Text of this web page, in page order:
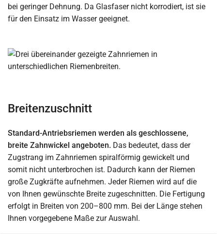
bei geringer Dehnung. Da Glasfaser nicht korrodiert, ist sie
für den Einsatz im Wasser geeignet.
Breitenzuschnitt
Standard-Antriebsriemen werden als geschlossene,
breite Zahnwickel angeboten. Das bedeutet, dass der
Zugstrang im Zahnriemen spiralförmig gewickelt und
somit nicht unterbrochen ist. Dadurch kann der Riemen
große Zugkräfte aufnehmen. Jeder Riemen wird auf die
von Ihnen gewünschte Breite zugeschnitten. Die Fertigung
erfolgt in Breiten von 200–800 mm. Bei der Länge stehen
Ihnen vorgegebene Maße zur Auswahl.